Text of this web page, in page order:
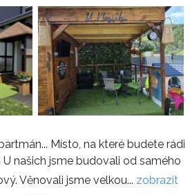
Místo, na které budete rádi
našich jsme budovali od samého
Věnovali jsme velkou... zobrazit